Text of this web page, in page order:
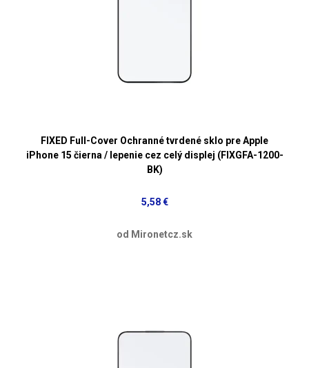
FIXED Full-Cover Ochranné tvrdené sklo pre Apple
iPhone 15 čierna / lepenie cez celý displej (FIXGFA-1200-
BK)
5,58 €
od Mironetcz.sk